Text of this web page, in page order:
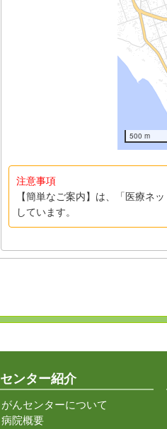
500 m
注意事項
【簡単なご案内】は、「医療ネ
しています。
センター紹介
がんセンターについて
病院概要